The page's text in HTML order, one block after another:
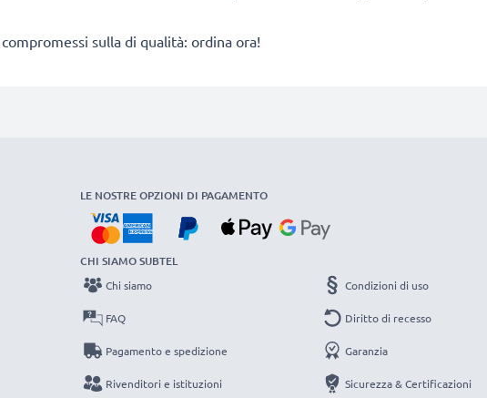
sulla di qualità: ordina ora!
LE NOSTRE OPZIONI DI PAGAMENTO
CHI SIAMO SUBTEL
Chi siamo
FAQ
Pagamento e spedizione
Rivenditori e istituzioni
Condizioni di uso
Diritto di recesso
Garanzia
Sicurezza & Certificazioni